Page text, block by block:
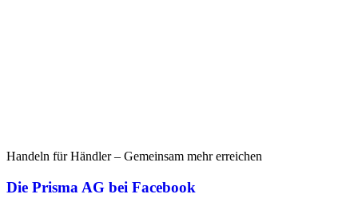
Handeln für Händler – Gemeinsam mehr erreichen
Die Prisma AG bei Facebook